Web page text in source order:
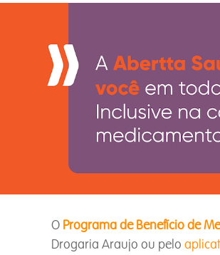
O Programa de Benefício de
Drogaria Araujo ou pelo